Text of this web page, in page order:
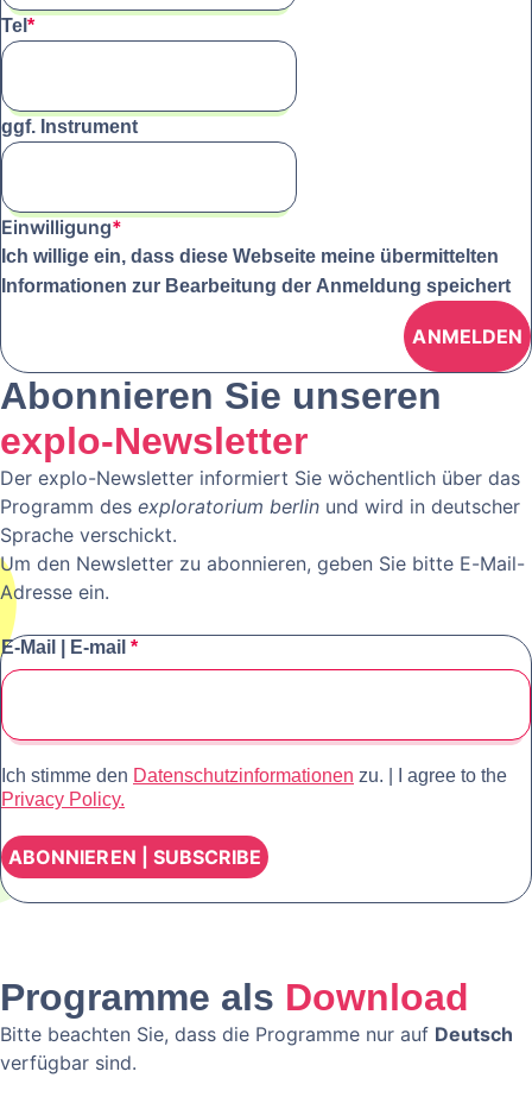
Tel *
ggf. Instrument
Einwilligung*
Ich willige ein, dass diese Webseite meine übermittelten
Informationen zur Bearbeitung der Anmeldung speichert
Abonnieren Sie unseren
explo-Newsletter
Der explo-Newsletter informiert Sie wöchentlich über das
Programm des exploratorium berlin und wird in deutscher
Sprache verschickt.
Um den Newsletter zu abonnieren, geben Sie bitte E-Mail-
Adresse ein.
E-Mail | E-mail *
Ich stimme den Datenschutzinformationen zu. | I agree to the
Privacy Policy.
Programme als Download
Bitte beachten Sie, dass die Programme nur auf Deutsch
verfügbar sind.